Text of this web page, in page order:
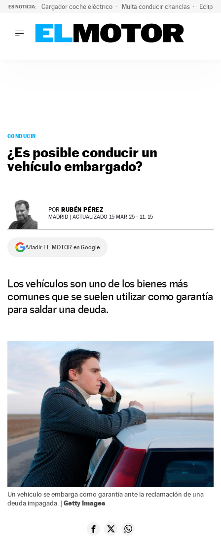
ES NOTICIA: Cargador coche eléctrico Multa conducir chanclas
PODCAST
MOTOS
TECNOLOGÍA
PREMIOS
SERVICIOS
CONDUCIR
¿Es posible conducir un
vehículo embargado?
POR RUBÉN PÉREZ
MADRID | ACTUALIZADO 15 MAR 25 - 11: 15
Añadir EL MOTOR en Google
Los vehículos son uno de los bienes más
comunes que se suelen utilizar como garantía
para saldar una deuda.
Un vehículo se embarga como garantía ante la reclamación de una
deuda impagada. | Getty Images